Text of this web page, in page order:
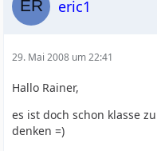
eric1
29. Mai 2008 um 22:41
Hallo Rainer,
es ist doch schon klasse
denken =)